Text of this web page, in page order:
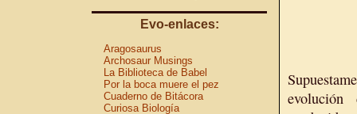
Evo-enlaces:
Aragosaurus
Archosaur Musings
La Biblioteca de Babel
Por la boca muere el pez
Cuaderno de Bitácora
Curiosa Biología
evolución